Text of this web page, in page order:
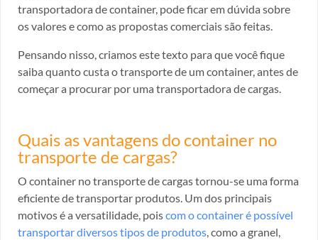
transportadora de container, pode ficar em dúvida sobre
os valores e como as propostas comerciais são feitas.
Pensando nisso, criamos este texto para que você fique
saiba quanto custa o transporte de um container, antes de
começar a procurar por uma transportadora de cargas.
Quais as vantagens do container no
transporte de cargas?
O container no transporte de cargas tornou-se uma forma
eficiente de transportar produtos. Um dos principais
motivos é a versatilidade, poiscom o container é possível
transportar diversos tipos de produtos, como a granel,